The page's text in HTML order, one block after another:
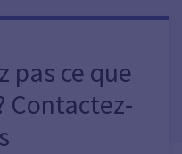
pas ce que
Contactez-